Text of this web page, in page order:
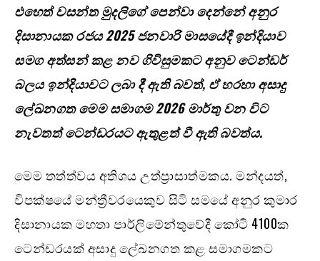
එහෙත් වසන්ත මුදලිගේ පෙන්වා දෙන්නේ අනුර
දිසානායක රජය 2025 ජනවාරි මාසයේදී ඉන්දියාව
සමග අත්සන් කළ නව ගිවිසුමකට අනුව ටෙන්ඩර්
බලය ඉන්දියාවට ලබා දී ඇති බවත්, ඒ හරහා අසාදු
ලේඛනගත මෙම සමාගම 2026 මාර්තු වන විට
නැවතත් ටෙන්ඩරයට ඇතුළත් වී ඇති බවත්ය.
මෙම තත්ත්වය අතිශය උත්ප්‍රාසාත්මකය. මන්දයත්,
විපක්ෂයේ මන්ත්‍රීවරයෙකුව සිටි සමයේ අනුර කුමාර
දිසානායක මහතා පාර්ලිමේන්තුවේදී කෝටි 4100ක
ටෙන්ඩරයක් අසාදු ලේඛනගත කළ සමාගමකට